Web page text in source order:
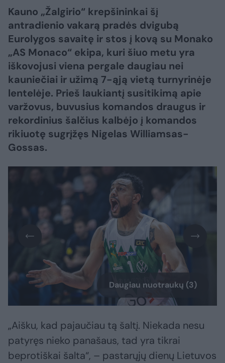
Kauno „Žalgirio“ krepšininkai šį
antradienio vakarą pradės dvigubą
Eurolygos savaitę ir stos į kovą su Monako
„AS Monaco“ ekipa, kuri šiuo metu yra
iškovojusi viena pergale daugiau nei
kauniečiai ir užimą 7-ąją vietą turnyrinėje
lentelėje. Prieš laukiantį susitikimą apie
varžovus, buvusius komandos draugus ir
rekordinius šalčius kalbėjo į komandos
rikiuotę sugrįžęs Nigelas Williamsas-
Gossas.
Daugiau nuotraukų (3)
„Aišku, kad pajaučiau tą šaltį. Niekada nesu
patyręs nieko panašaus, tad yra tikrai
beprotiškai šalta“, – pastarųjų dienų Lietuvos